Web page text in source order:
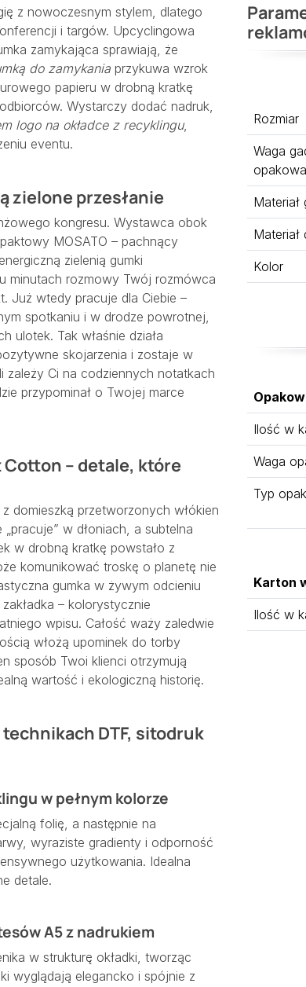
z nowoczesnym stylem, dlatego
i targów. Upcyclingowa
zamykająca sprawiają, że
do zamykania przykuwa wzrok
papieru w drobną kratkę
Wystarczy dodać nadruk,
logo na okładce z recyklingu,
eventu.
zielone przesłanie
kongresu. Wystawca obok
MOSATO – pachnący
zielenią gumki
minutach rozmowy Twój rozmówca
Już wtedy pracuje dla Ciebie –
spotkaniu i w drodze powrotnej,
ulotek. Tak właśnie działa
skojarzenia i zostaje w
zależy Ci na codziennych notatkach
przypominał o Twojej marce
Cotton – detale, które
domieszką przetworzonych włókien
w dłoniach, a subtelna
w drobną kratkę powstało z
komunikować troskę o planetę nie
gumka w żywym odcieniu
– kolorystycznie
wpisu. Całość waży zaledwie
włożą upominek do torby
sposób Twoi klienci otrzymują
wartość i ekologiczną historię.
DTF, sitodruk
w pełnym kolorze
folię, a następnie na
wyraziste gradienty i odporność
użytkowania. Idealna
detale.
A5 z nadrukiem
w strukturę okładki, tworząc
wyglądają elegancko i spójnie z
Rozmiar
Waga
Materiał
Kolor
Ilość w
Waga
Typ
Karton
Ilość w